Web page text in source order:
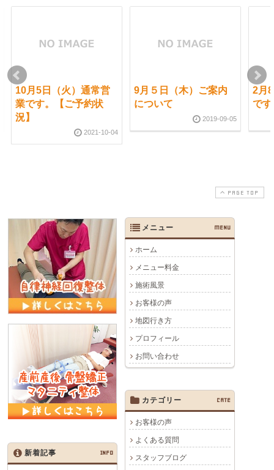
10月5日（火）通常営
業です。【ご予約状
況】
2021-10-04
9月５日（木）ご案内
について
2019-09-05
2月
で
PAGE TOP
メニュー MENU
ホーム
メニュー料金
施術風景
お客様の声
地図行き方
プロフィール
お問い合わせ
カテゴリー CATE
お客様の声
よくある質問
スタッフブログ
新着記事 INFO